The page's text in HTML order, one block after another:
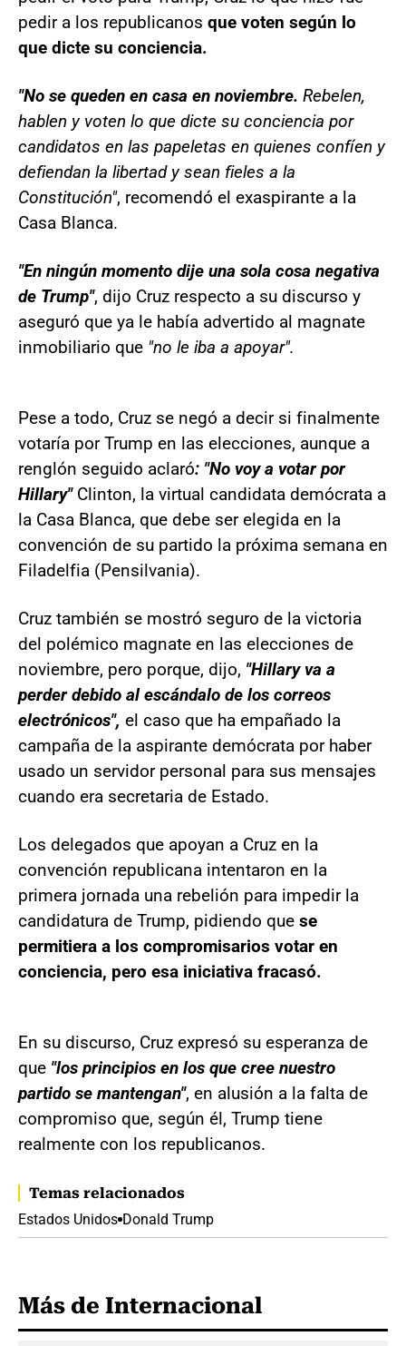
pedir a los republicanos que voten según lo
que dicte su conciencia.
"No se queden en casa en noviembre. Rebelen,
hablen y voten lo que dicte su conciencia por
candidatos en las papeletas en quienes confíen y
defiendan la libertad y sean fieles a la
Constitución", recomendó el exaspirante a la
Casa Blanca.
"En ningún momento dije una sola cosa negativa
de Trump", dijo Cruz respecto a su discurso y
aseguró que ya le había advertido al magnate
inmobiliario que "no le iba a apoyar".
Pese a todo, Cruz se negó a decir si finalmente
votaría por Trump en las elecciones, aunque a
renglón seguido aclaró: "No voy a votar por
Hillary"Clinton, la virtual candidata demócrata a
la Casa Blanca, que debe ser elegida en la
convención de su partido la próxima semana en
Filadelfia (Pensilvania).
Cruz también se mostró seguro de la victoria
del polémico magnate en las elecciones de
noviembre, pero porque, dijo, "Hillary va a
perder debido al escándalo de los correos
electrónicos", el caso que ha empañado la
campaña de la aspirante demócrata por haber
usado un servidor personal para sus mensajes
cuando era secretaria de Estado.
Los delegados que apoyan a Cruz en la
convención republicana intentaron en la
primera jornada una rebelión para impedir la
candidatura de Trump, pidiendo que se
permitiera a los compromisarios votar en
conciencia, pero esa iniciativa fracasó.
En su discurso, Cruz expresó su esperanza de
que "los principios en los que cree nuestro
partido se mantengan", en alusión a la falta de
compromiso que, según él, Trump tiene
realmente con los republicanos.
Temas relacionados
Estados Unidos Donald Trump
Más de Internacional